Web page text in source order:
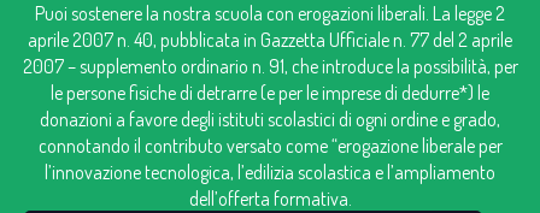
Puoi sostenere la nostra scuola con erogazioni liberali. La legge 2
aprile 2007 n. 40, pubblicata in Gazzetta Ufficiale n. 77 del 2 aprile
2007 – supplemento ordinario n. 91, che introduce la possibilità, per
le persone fisiche di detrarre (e per le imprese di dedurre*) le
donazioni a favore degli istituti scolastici di ogni ordine e grado,
connotando il contributo versato come “erogazione liberale per
l’innovazione tecnologica, l’edilizia scolastica e l’ampliamento
dell’offerta formativa.